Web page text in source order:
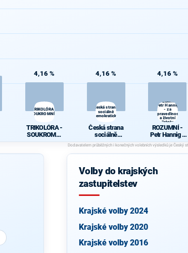
4,16 %
TRIKOLÓRA -
SOUKROMNÍCI
TRIKOLÓRA -
SOUKROMNÍ
CI
4,16 %
Česká strana
sociálně
demokratická
Česká strana
sociálně
demokratická
4,16 %
ROZUMNÍ -
Petr Hannig
- za
spravedlnost
a životní
jistoty
ROZUMNÍ -
Petr Hannig -
za
spravedlnost
a životní
Volby do krajských
zastupitelstev
Krajské volby 2024
Krajské volby 2020
Krajské volby 2016